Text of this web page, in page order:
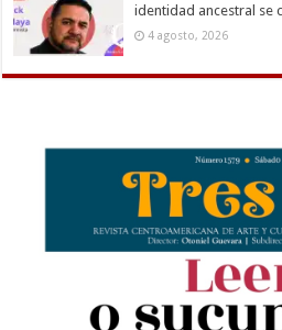
identidad ancestral se
4 agosto, 2026